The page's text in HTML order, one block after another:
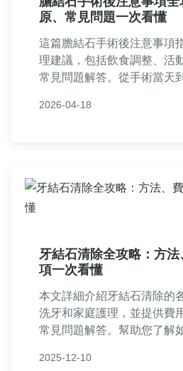
原、常見問題一次看懂
這篇膽結石手術後注意事項
理建議，包括飲食調整、活
常見問題解答。從手術當天
膽結石手術的患者及家屬參
2026-04-18
牙結石清除全攻略：方
項一次看懂
本文詳細介紹牙結石清除的
洗牙和家庭護理，並提供費
常見問題解答。幫助您了解
驗分享，讓您輕鬆做出決策。
2025-12-10